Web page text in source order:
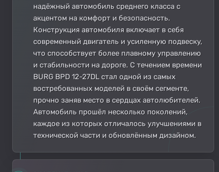
надёжный автомобиль среднего класса с
акцентом на комфорт и безопасность.
Конструкция автомобиля включает в себя
современный двигатель и усиленную подвеску,
что способствует более плавному управлению
и стабильности на дороге. С течением времени
BURG BPD 12-27DL стал одной из самых
востребованных моделей в своём сегменте,
прочно заняв место в сердцах автолюбителей.
Автомобиль прошёл несколько поколений,
каждое из которых отличалось улучшениями в
технической части и обновлённым дизайном.